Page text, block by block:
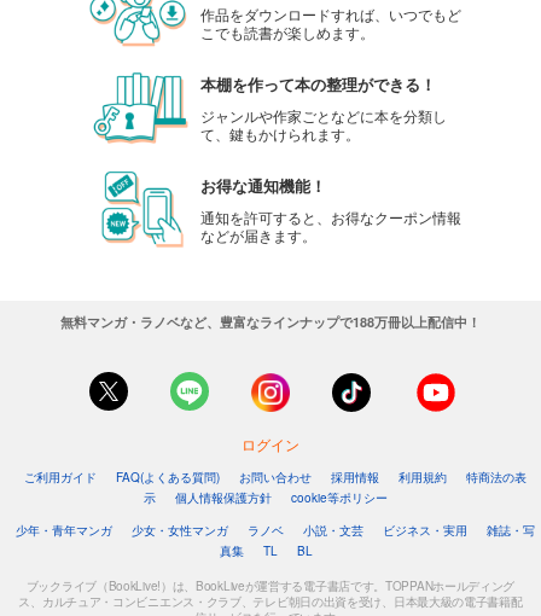
作品をダウンロードすれば、いつでもど
こでも読書が楽しめます。
本棚を作って本の整理ができる！
ジャンルや作家ごとなどに本を分類し
て、鍵もかけられます。
お得な通知機能！
通知を許可すると、お得なクーポン情報
などが届きます。
無料マンガ・ラノベなど、豊富なラインナップで188万冊以上配信中！
ログイン
ご利用ガイド FAQ(よくある質問) お問い合わせ 採用情報 利用規約
特商法の表
示
個人情報保護方針
cookie等ポリシー
少年・青年マンガ
少女・女性マンガ ラノベ 小説・文芸 ビジネス・実用
雑誌・写
真集
TL BL
ブックライブ（BookLive!）は、BookLiveが運営する電子書店です。TOPPANホールディング
ス、カルチュア・コンビニエンス・クラブ、テレビ朝日の出資を受け、日本最大級の電子書籍配